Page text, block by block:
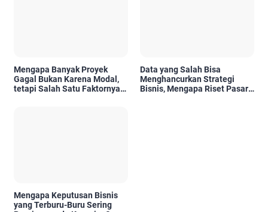
Mengapa Banyak Proyek
Gagal Bukan Karena Modal,
tetapi Salah Satu Faktornya
Data yang Salah Bisa
Menghancurkan Strategi
Bisnis, Mengapa Riset Pasar
Mengapa Keputusan Bisnis
yang Terburu-Buru Sering